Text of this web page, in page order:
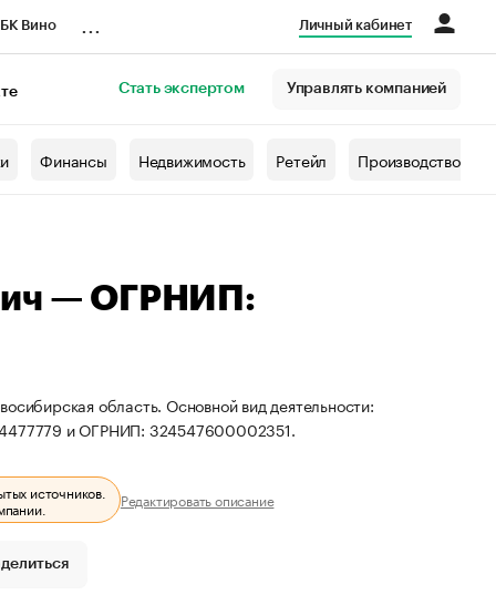
Вино Личный кабинет
Стать экспертом Управлять компанией
Финансы Недвижимость Ретейл Производство
— ОГРНИП:
область. Основной вид деятельности:
и ОГРНИП: 324547600002351.
источников.
Редактировать описание